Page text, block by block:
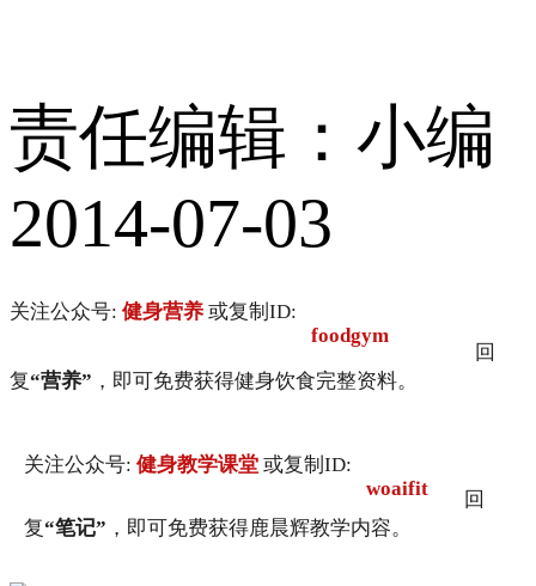
责任编辑：小编
2014-07-03
关注公众号: 健身营养 或复制ID:
foodgym
回
复“营养” ，即可免费获得健身饮食完整资料。
关注公众号: 健身教学课堂 或复制ID:
woaifit
回
复“笔记” ，即可免费获得鹿晨辉教学内容。